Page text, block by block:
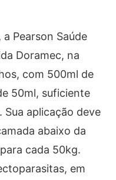
Pearson Saúde
Doramec, na
com 500ml de
50ml, suficiente
aplicação deve
abaixo da
cada 50kg.
em